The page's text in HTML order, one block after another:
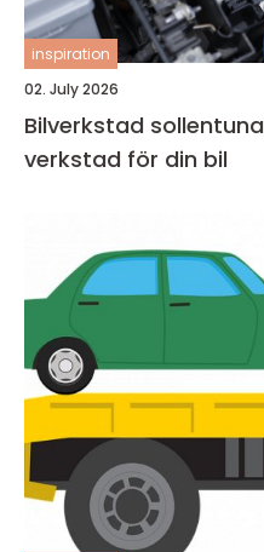
inspiration
02. July 2026
Bilverkstad sollentuna så väljer du rätt
verkstad för din bil